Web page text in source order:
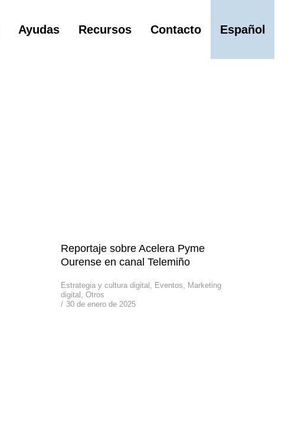
Ayudas Recursos Contacto Español
Reportaje sobre Acelera Pyme
Ourense en canal Telemiño
Estrategia y cultura digital Eventos
Marketing
digital Otros
30 de enero de 2025